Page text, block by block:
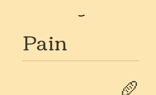
Pain
🥖